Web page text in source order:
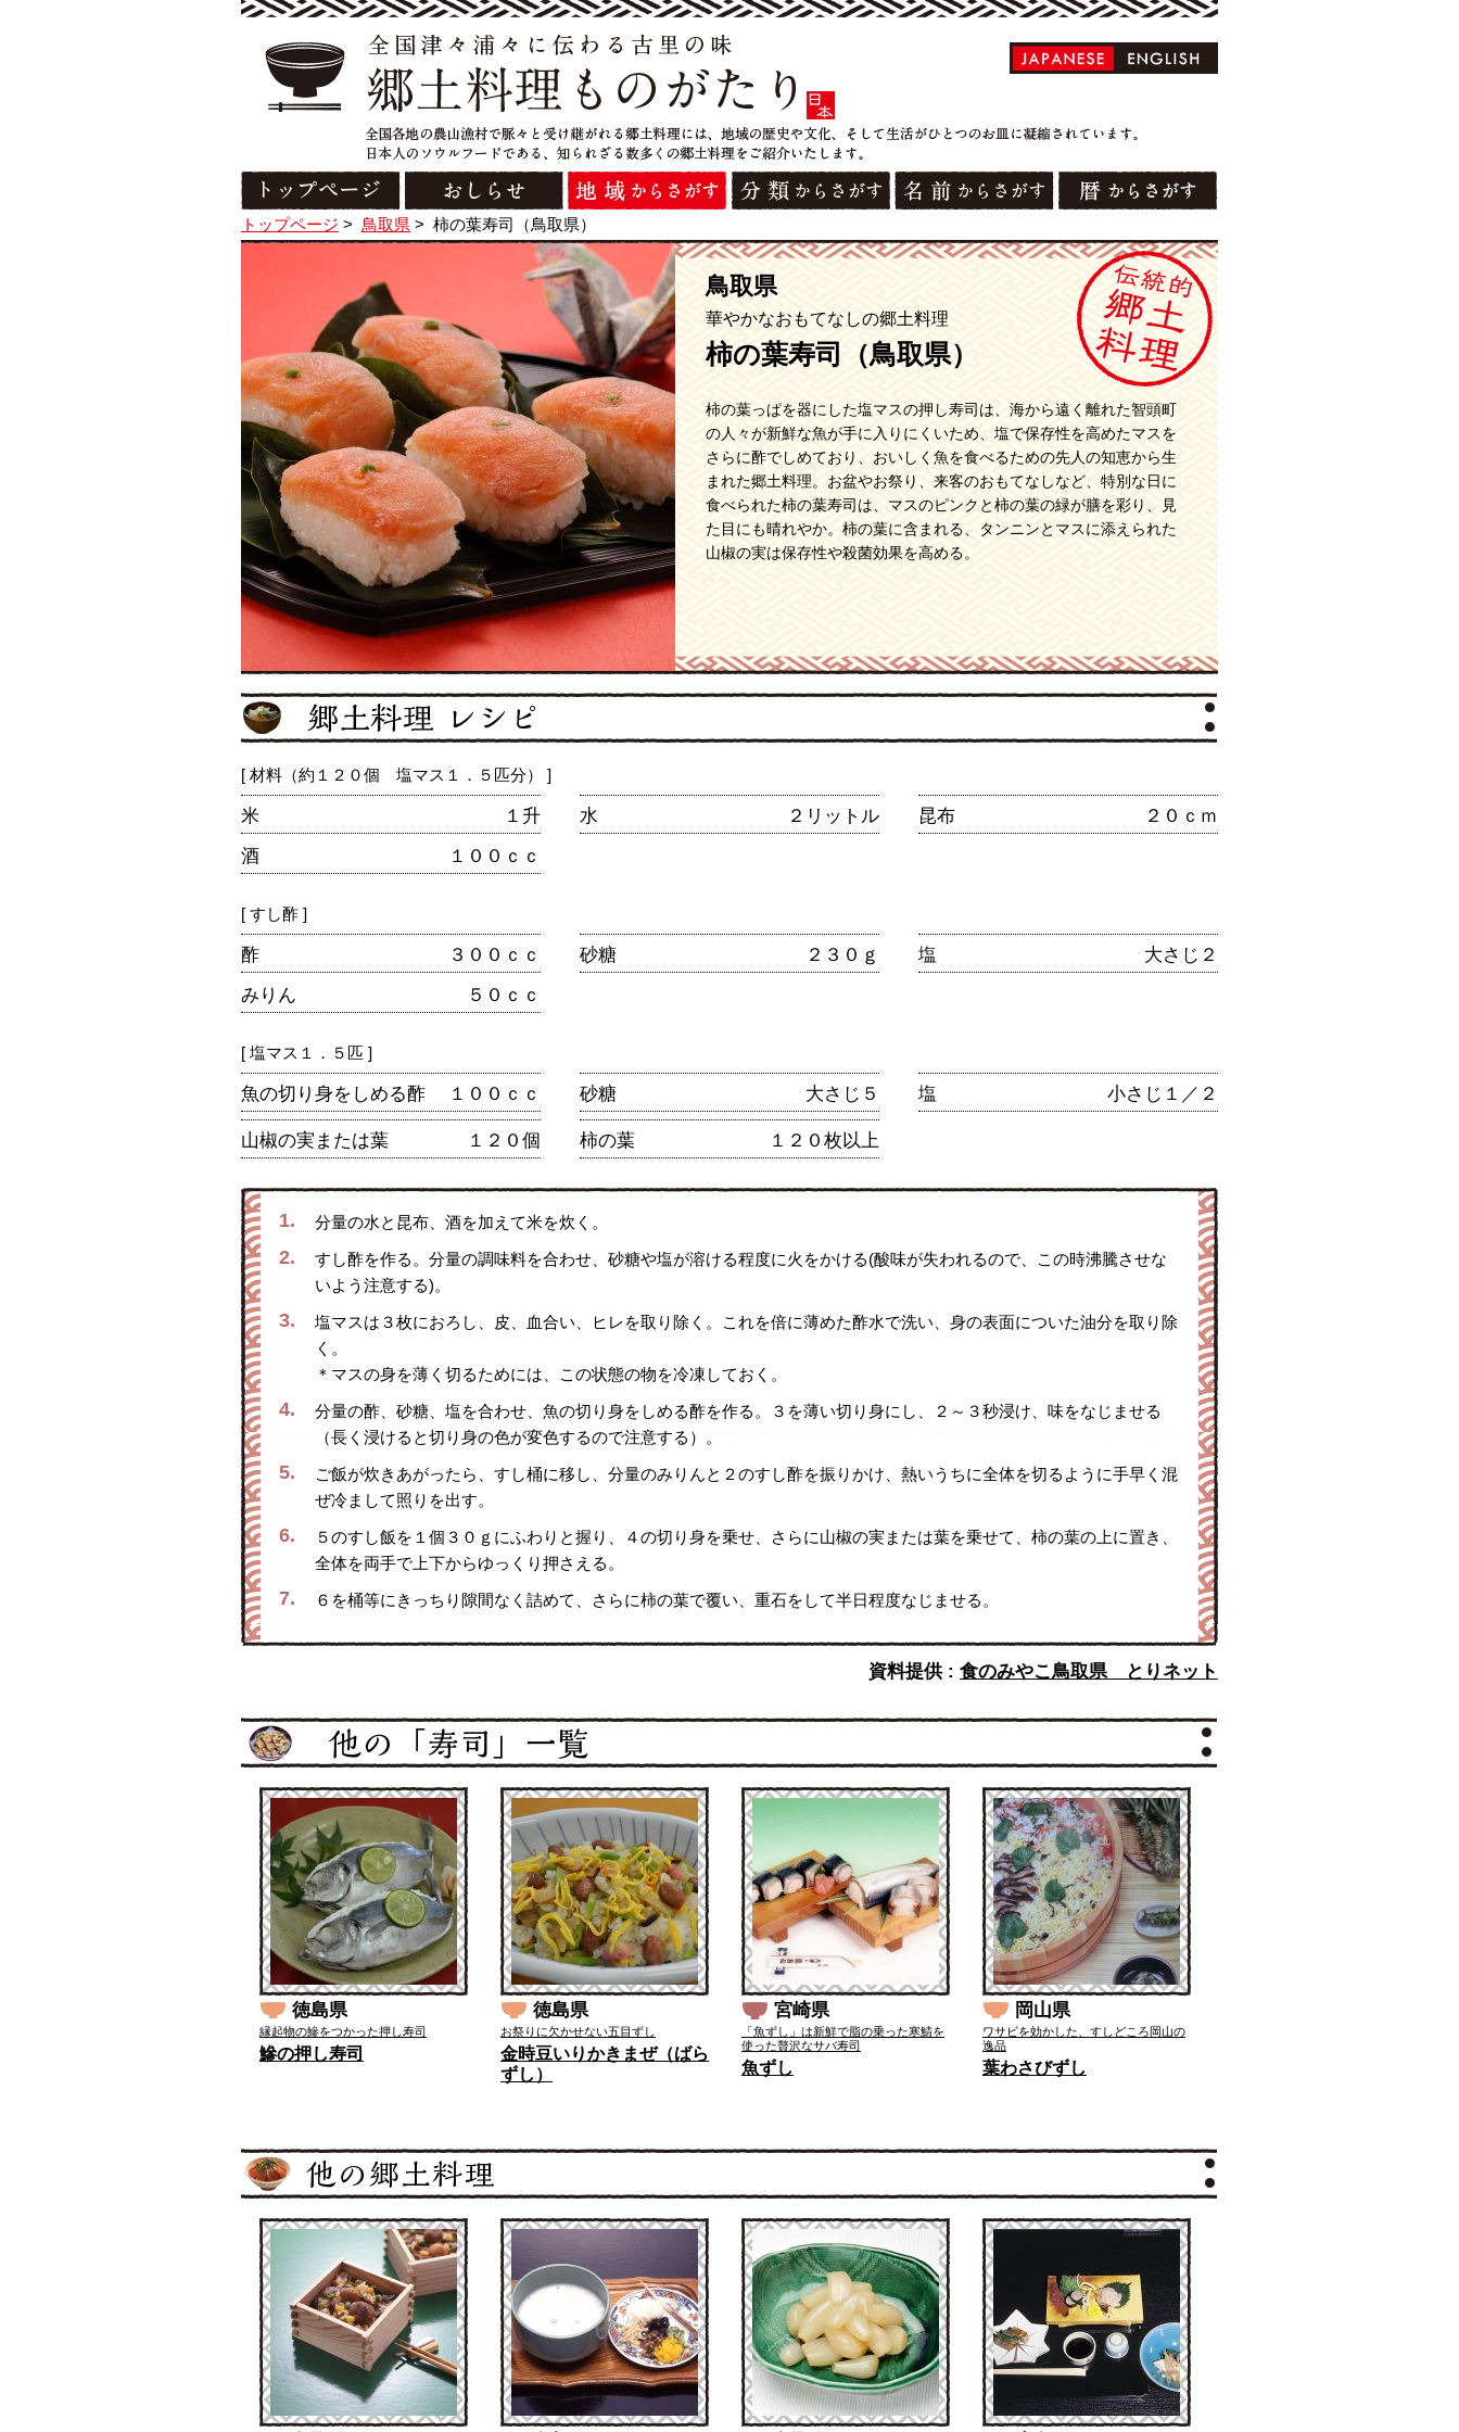
トップページ > 鳥取県 > 柿の葉寿司（鳥取県）
鳥取県
華やかなおもてなしの郷土料理
柿の葉寿司（鳥取県）
柿の葉っぱを器にした塩マスの押し寿司は、海から遠く離れた智頭町
の人々が新鮮な魚が手に入りにくいため、塩で保存性を高めたマスを
さらに酢でしめており、おいしく魚を食べるための先人の知恵から生
まれた郷土料理。お盆やお祭り、来客のおもてなしなど、特別な日に
食べられた柿の葉寿司は、マスのピンクと柿の葉の緑が膳を彩り、見
た目にも晴れやか。柿の葉に含まれる、タンニンとマスに添えられた
山椒の実は保存性や殺菌効果を高める。
[ 材料（約１２０個 塩マス１．５匹分） ]
米 １升 水 ２リットル 昆布
２０ｃｍ
酒
１００ｃｃ
[ すし酢 ]
酢 ３００ｃｃ 砂糖 ２３０ｇ 塩
大さじ２
みりん
５０ｃｃ
[ 塩マス１．５匹 ]
魚の切り身をしめる酢 １００ｃｃ 砂糖 大さじ５ 塩 小さじ１／２
山椒の実または葉 １２０個 柿の葉 １２０枚以上
1. 分量の水と昆布、酒を加えて米を炊く。
2.
すし酢を作る。分量の調味料を合わせ、砂糖や塩が溶ける程度に火をかける(酸味が失われるので、この時沸騰させな
いよう注意する)。
3.
塩マスは３枚におろし、皮、血合い、ヒレを取り除く。これを倍に薄めた酢水で洗い、身の表面についた油分を取り除
く。
＊マスの身を薄く切るためには、この状態の物を冷凍しておく。
4.
分量の酢、砂糖、塩を合わせ、魚の切り身をしめる酢を作る。３を薄い切り身にし、２～３秒浸け、味をなじませる
（長く浸けると切り身の色が変色するので注意する）。
5.
ご飯が炊きあがったら、すし桶に移し、分量のみりんと２のすし酢を振りかけ、熱いうちに全体を切るように手早く混
ぜ冷まして照りを出す。
6.
５のすし飯を１個３０ｇにふわりと握り、４の切り身を乗せ、さらに山椒の実または葉を乗せて、柿の葉の上に置き、
全体を両手で上下からゆっくり押さえる。
7. ６を桶等にきっちり隙間なく詰めて、さらに柿の葉で覆い、重石をして半日程度なじませる。
資料提供 : 食のみやこ鳥取県 とりネット
徳島県
縁起物の鰺をつかった押し寿司
鰺の押し寿司
徳島県
お祭りに欠かせない五目ずし
金時豆いりかきまぜ（ばら
ずし）
宮崎県
「魚ずし」は新鮮で脂の乗った寒鯖を
使った贅沢なサバ寿司
魚ずし
岡山県
ワサビを効かした、すしどころ岡山の
逸品
葉わさびずし